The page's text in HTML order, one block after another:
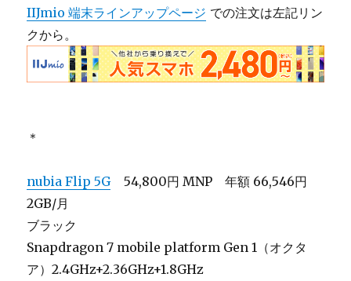
IIJmio 端末ラインアップページ での注文は左記リン
クから。
＊
nubia Flip 5G 54,800円 MNP 年額 66,546円
2GB/月
ブラック
Snapdragon 7 mobile platform Gen 1（オクタ
ア）2.4GHz+2.36GHz+1.8GHz